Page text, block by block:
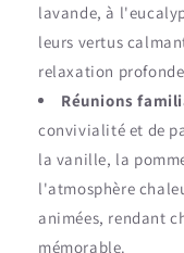
lavande, à
leurs vertus
relaxation
Réunions
convivialité et de
la vanille, la
l'atmosphère
animées, rendant
mémorable.